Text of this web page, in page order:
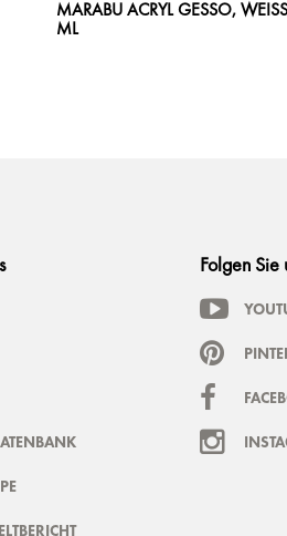
MARABU ACRYL GESSO,
L
Folgen Sie